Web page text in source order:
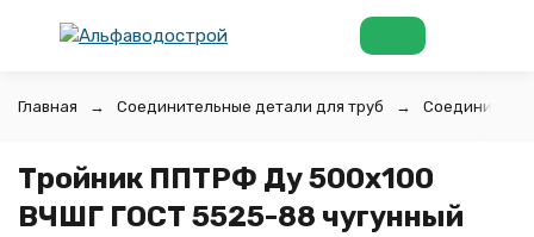
Главная Соединительные детали для труб
Тройник ППТРФ Ду 500х100
ВЧШГ ГОСТ 5525-88 чугунный